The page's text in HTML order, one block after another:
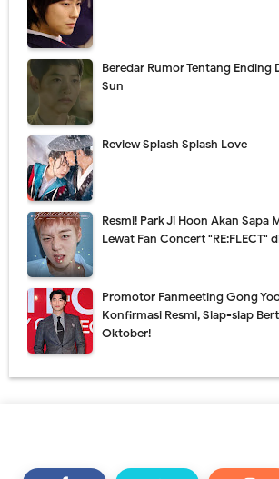
Beredar Rumor Tentang Ending
Sun
Review Splash Splash Love
Resmi! Park Ji Hoon Akan Sapa
Lewat Fan Concert "RE:FLECT"
Promotor Fanmeeting Gong
Konfirmasi Resmi, Siap-siap
Oktober!